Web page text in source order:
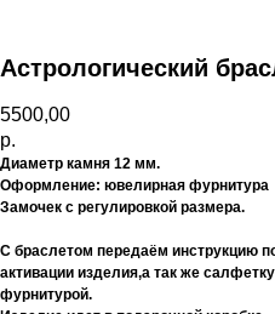
Астрологический
5500,00
р.
Диаметр камня 12 мм.
Оформление: ювелирная фурнитура
Замочек с регулировкой размера.
С браслетом передаём инструкцию
активации изделия,а так же
фурнитурой.